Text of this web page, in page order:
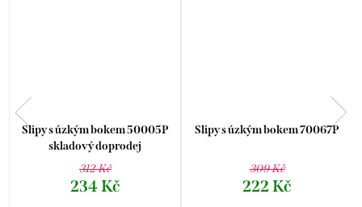
Slipy s úzkým bokem 50005P
skladový doprodej
312 Kč
234 Kč
Slipy s úzkým bokem 70067P
309 Kč
222 Kč